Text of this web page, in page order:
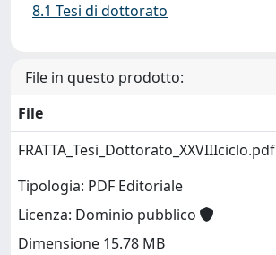
8.1 Tesi di dottorato
File in questo prodotto:
File
FRATTA_Tesi_Dottorato_XXVIIIciclo.pdf
Tipologia: PDF Editoriale
Licenza: Dominio pubblico
Dimensione 15.78 MB